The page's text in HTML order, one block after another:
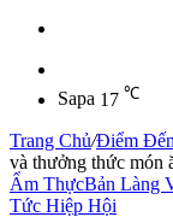
Sapa 17 ℃
Trang Chủ/Điểm
và thưởng thức món
Ẩm ThựcBản Làng
Tức Hiệp Hội